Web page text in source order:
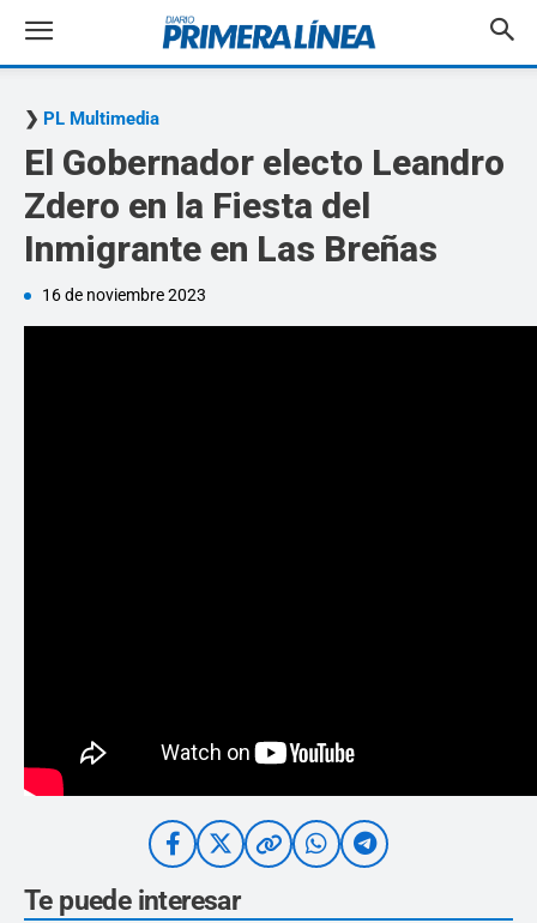
PL Multimedia
El Gobernador electo Leandro
Zdero en la Fiesta del
Inmigrante en Las Breñas
16 de noviembre 2023
Te puede interesar